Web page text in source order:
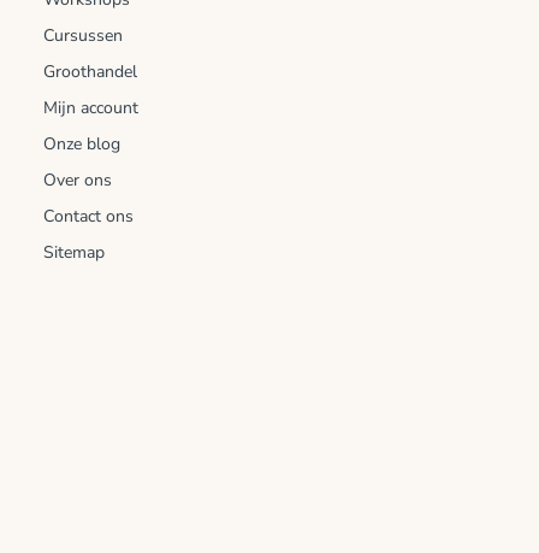
Cursussen
Groothandel
Mijn account
Onze blog
Over ons
Contact ons
Sitemap